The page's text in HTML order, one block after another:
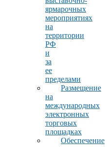
ярмарочных
мероприятиях
на
территории
РФ
и
за
ее
пределами
Размещение
на
международных
электронных
торговых
площадках
Обеспечение